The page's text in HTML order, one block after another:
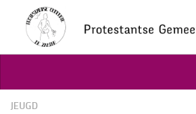
Doorgaan naar inhoud
JEUGD